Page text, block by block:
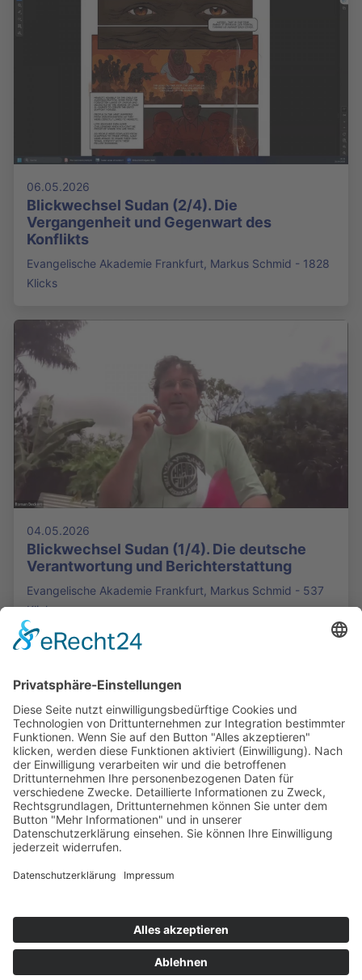
06.05.2026
Blickwechsel Sudan (2/4). Die
Vergangenheit und Gegenwart des
Konflikts
Evangelische Akademie Frankfurt, Markus Schmid - 1828
Klicks
04.05.2026
Blickwechsel Sudan (1/4). Die deutsche
Verantwortung und Berichterstattung
Evangelische Akademie Frankfurt, Markus Schmid - 537
Klicks
Podcasts, Themen und Informationen.
Entdecken Sie unser Forum für Medien, Bildung
und Demokratie - jederzeit und überall
verfügbar.
Mehr erfahren
COOKIE-EINSTELLUNGEN